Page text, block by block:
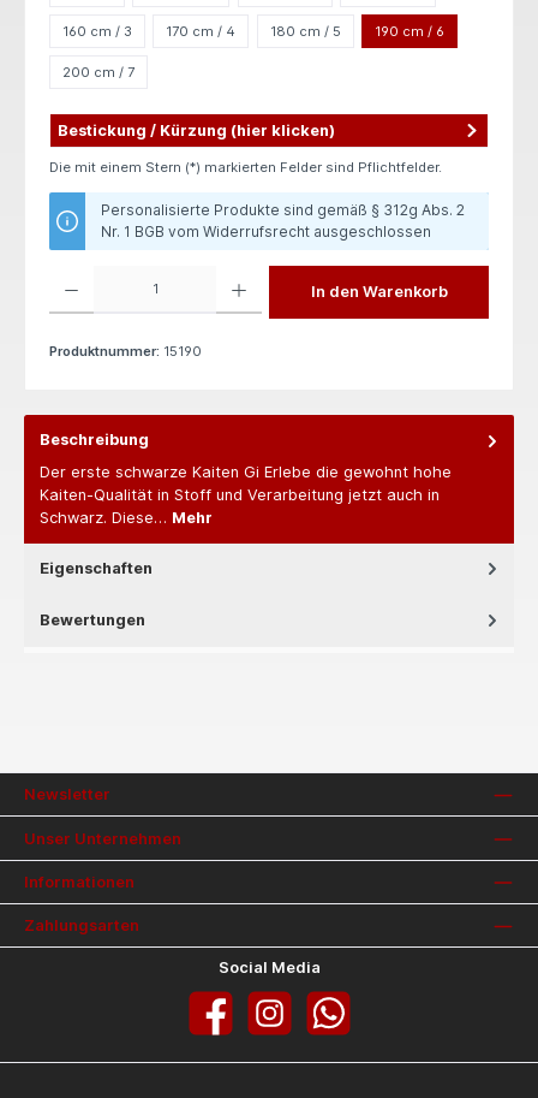
160 cm / 3 170 cm / 4 180 cm / 5 190 cm / 6
200 cm / 7
Bestickung / Kürzung (hier klicken)
Die mit einem Stern (*) markierten Felder sind Pflichtfelder.
Personalisierte Produkte sind gemäß § 312g Abs. 2
Nr. 1 BGB vom Widerrufsrecht ausgeschlossen
In den Warenkorb
Produktnummer: 15190
Beschreibung
Der erste schwarze Kaiten Gi Erlebe die gewohnt hohe
Kaiten-Qualität in Stoff und Verarbeitung jetzt auch in
Schwarz. Diese… Mehr
Eigenschaften
Bewertungen
Newsletter
Unser Unternehmen
Informationen
Zahlungsarten
Social Media
Facebook InstagramWhatsApp